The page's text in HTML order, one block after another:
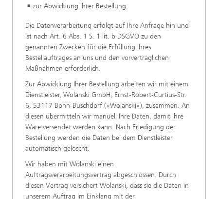
zur Abwicklung Ihrer Bestellung.
Die Datenverarbeitung erfolgt auf Ihre Anfrage hin und
ist nach Art. 6 Abs. 1 S. 1 lit. b DSGVO zu den
genannten Zwecken für die Erfüllung Ihres
Bestellauftrages an uns und den vorvertraglichen
Maßnahmen erforderlich.
Zur Abwicklung Ihrer Bestellung arbeiten wir mit einem
Dienstleister, Wolanski GmbH, Ernst-Robert-Curtius-Str.
6, 53117 Bonn-Buschdorf (»Wolanski«), zusammen. An
diesen übermitteln wir manuell Ihre Daten, damit Ihre
Ware versendet werden kann. Nach Erledigung der
Bestellung werden die Daten bei dem Dienstleister
automatisch gelöscht.
Wir haben mit Wolanski einen
Auftragsverarbeitungsvertrag abgeschlossen. Durch
diesen Vertrag versichert Wolanski, dass sie die Daten in
unserem Auftrag im Einklang mit der